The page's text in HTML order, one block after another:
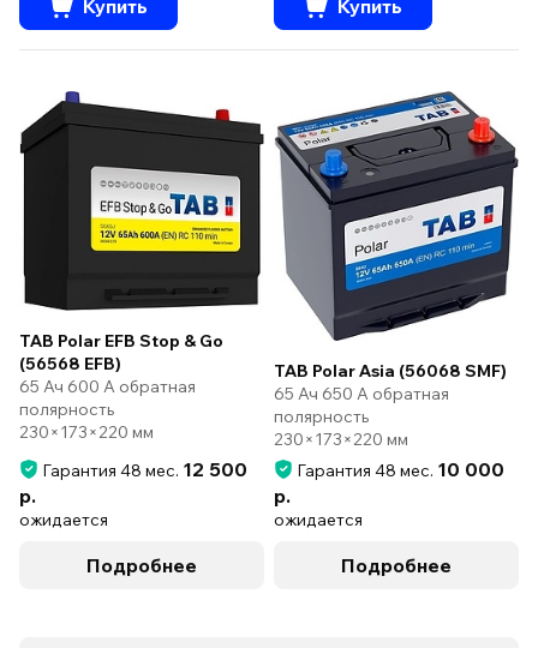
Купить Купить
TAB Polar EFB Stop & Go
(56568 EFB)
65 Ач 600 А обратная
полярность
230×173×220 мм
Гарантия 48 мес. 12 500
р.
ожидается
Подробнее
TAB Polar Asia (56068 SMF)
65 Ач 650 А обратная
полярность
230×173×220 мм
Гарантия 48 мес. 10 000
р.
ожидается
Подробнее